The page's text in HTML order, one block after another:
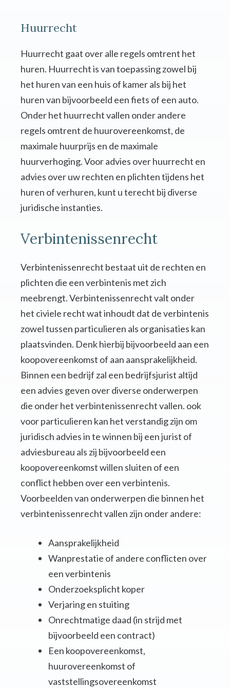
Huurrecht
Huurrecht gaat over alle regels omtrent het
huren. Huurrecht is van toepassing zowel bij
het huren van een huis of kamer als bij het
huren van bijvoorbeeld een fiets of een auto.
Onder het huurrecht vallen onder andere
regels omtrent de huurovereenkomst, de
maximale huurprijs en de maximale
huurverhoging. Voor advies over huurrecht en
advies over uw rechten en plichten tijdens het
huren of verhuren, kunt u terecht bij diverse
juridische instanties.
Verbintenissenrecht
Verbintenissenrecht bestaat uit de rechten en
plichten die een verbintenis met zich
meebrengt. Verbintenissenrecht valt onder
het civiele recht wat inhoudt dat de verbintenis
zowel tussen particulieren als organisaties kan
plaatsvinden. Denk hierbij bijvoorbeeld aan een
koopovereenkomst of aan aansprakelijkheid.
Binnen een bedrijf zal een bedrijfsjurist altijd
een advies geven over diverse onderwerpen
die onder het verbintenissenrecht vallen. ook
voor particulieren kan het verstandig zijn om
juridisch advies in te winnen bij een jurist of
adviesbureau als zij bijvoorbeeld een
koopovereenkomst willen sluiten of een
conflict hebben over een verbintenis.
Voorbeelden van onderwerpen die binnen het
verbintenissenrecht vallen zijn onder andere:
Aansprakelijkheid
Wanprestatie of andere conflicten over
een verbintenis
Onderzoeksplicht koper
Verjaring en stuiting
Onrechtmatige daad (in strijd met
bijvoorbeeld een contract)
Een koopovereenkomst,
huurovereenkomst of
vaststellingsovereenkomst